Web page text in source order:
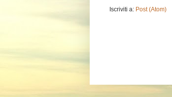
Iscriviti a: Post (Atom)